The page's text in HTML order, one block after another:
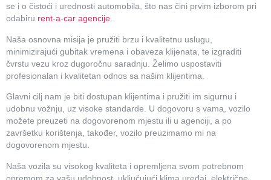
se i o čistoći i urednosti automobila, što nas čini prvim izborom pri
odabiru rent-a-car agencije.
Naša osnovna misija je pružiti brzu i kvalitetnu uslugu,
minimizirajući gubitak vremena i obaveza klijenata, te izgraditi
čvrstu vezu kroz dugoročnu saradnju. Želimo uspostaviti
profesionalan i kvalitetan odnos sa našim klijentima.
Glavni cilj nam je biti dostupan klijentima i pružiti im sigurnu i
udobnu vožnju, uz visoke standarde. U dogovoru s vama, vozilo
možete preuzeti na dogovorenom mjestu ili u agenciji, a po
završetku korištenja, također, vozilo preuzimamo mi na
dogovorenom mjestu.
Naša vozila su visokog kvaliteta i opremljena svom potrebnom
opremom za vašu udobnost, uključujući klima uređaj, električne